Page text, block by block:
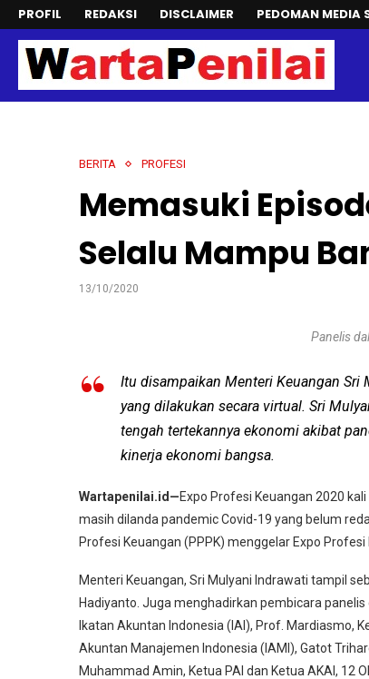
PROFIL REDAKSI DISCLAIMER PEDOMAN MEDIA
BERITA PROFESI
Memasuki
Selalu Mampu
13/10/2020
Panelis
Itu disampaikan Menteri Keuangan Sri
yang dilakukan secara virtual. Sri
tengah tertekannya ekonomi akibat
kinerja ekonomi bangsa.
Wartapenilai.id—Expo Profesi Keuangan 2020
masih dilanda pandemic Covid-19 yang belum
Profesi Keuangan (PPPK) menggelar Expo
Menteri Keuangan, Sri Mulyani Indrawati tampil
Hadiyanto. Juga menghadirkan pembicara
Ikatan Akuntan Indonesia (IAI), Prof. Mardiasmo,
Akuntan Manajemen Indonesia (IAMI), Gatot
Muhammad Amin, Ketua PAI dan Ketua AKAI, 12